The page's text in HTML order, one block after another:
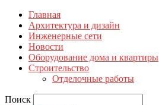
Главная
Архитектура и дизайн
Инженерные сети
Новости
Оборудование дома и квартиры
Строительство
Отделочные работы
Поиск